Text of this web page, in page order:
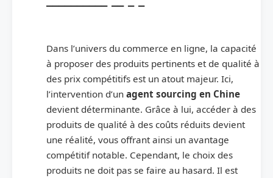
Dans l’univers du commerce en ligne, la capacité
à proposer des produits pertinents et de qualité à
des prix compétitifs est un atout majeur. Ici,
l’intervention d’un agent sourcing en Chine
devient déterminante. Grâce à lui, accéder à des
produits de qualité à des coûts réduits devient
une réalité, vous offrant ainsi un avantage
compétitif notable. Cependant, le choix des
produits ne doit pas se faire au hasard. Il est